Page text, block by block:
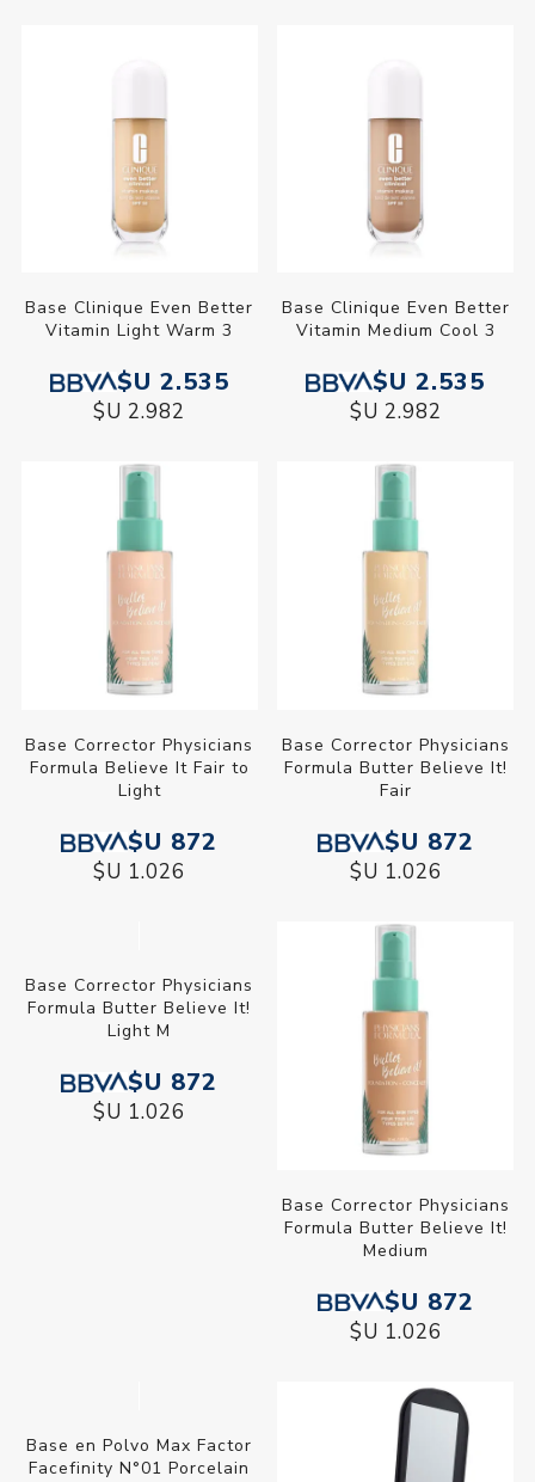
Base Clinique Even Better
Vitamin Light Warm 3
$U 2.535
$U 2.982
Base Clinique Even Better
Vitamin Medium Cool 3
$U 2.535
$U 2.982
Base Corrector Physicians
Formula Believe It Fair to
Light
$U 872
$U 1.026
Base Corrector Physicians
Formula Butter Believe It!
Fair
$U 872
$U 1.026
Base Corrector Physicians
Formula Butter Believe It!
Medium
$U 872
$U 1.026